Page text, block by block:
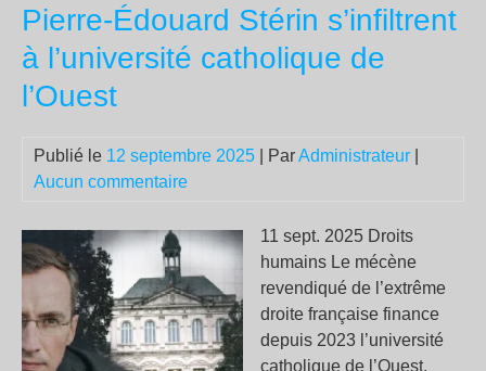
Pierre-Édouard Stérin s’infiltrent
à l’université catholique de
l’Ouest
Publié le 12 septembre 2025 | ParAdministrateur
Aucun commentaire
11 sept. 2025 Droits
humains Le mécène
revendiqué de l’extrême
droite française finance
depuis 2023 l’université
catholique de l’Ouest,